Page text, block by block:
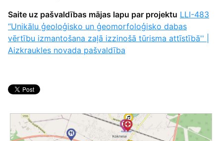
Saite uz pašvaldības mājas lapu par projektu LLI-483
“Unikālu ģeoloģisko un ģeomorfoloģisko dabas
vērtību izmantošana zaļā izzinošā tūrisma attīstībā'' |
Aizkraukles novada pašvaldība